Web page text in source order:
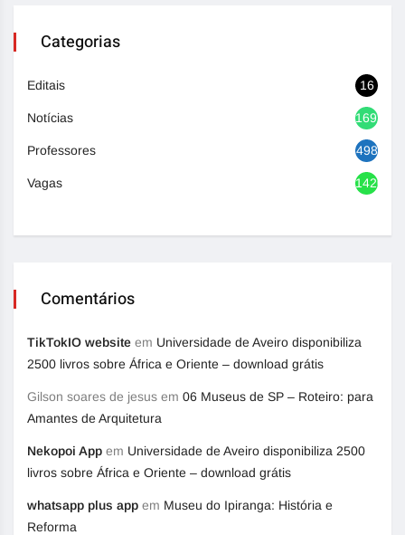
Categorias
Editais 16
Notícias 1692
Professores 498
Vagas 1420
Comentários
TikTokIO website em Universidade de Aveiro disponibiliza
2500 livros sobre África e Oriente – download grátis
Gilson soares de jesus em 06 Museus de SP – Roteiro: para
Amantes de Arquitetura
Nekopoi App em Universidade de Aveiro disponibiliza 2500
livros sobre África e Oriente – download grátis
whatsapp plus app em Museu do Ipiranga: História e
Reforma